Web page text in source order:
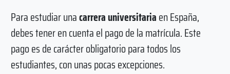
Para estudiar unacarrera universitariaen España,
debes tener en cuenta el pago de la matrícula. Este
pago es de carácter obligatorio para todos los
estudiantes, con unas pocas excepciones.